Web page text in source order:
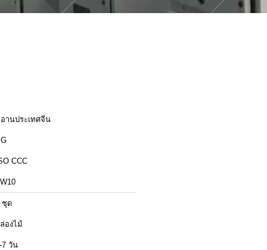
านประเทศจีน
CCC
ชุด
องไม้
7 วัน